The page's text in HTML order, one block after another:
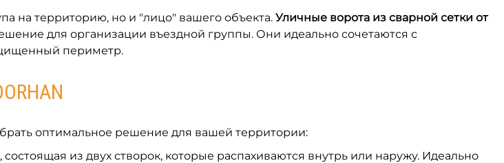
на территорию, но и "лицо" вашего объекта. Уличные ворота из сварной сетки от
для организации въездной группы. Они идеально сочетаются с
периметр.
оптимальное решение для вашей территории:
из двух створок, которые распахиваются внутрь или наружу. Идеально